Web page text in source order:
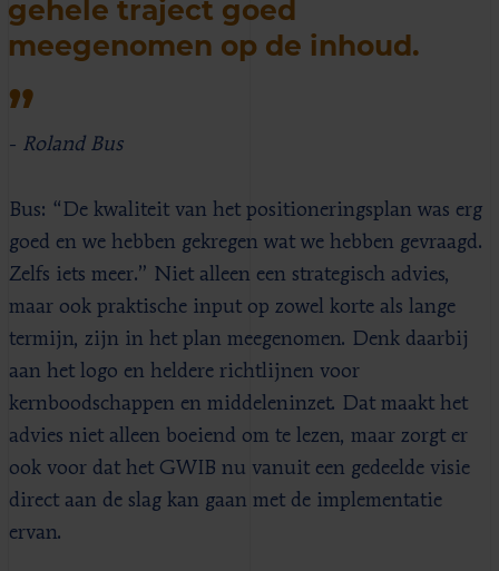
gehele traject goed
meegenomen op de inhoud.
- Roland Bus
Bus: “De kwaliteit van het positioneringsplan was erg
goed en we hebben gekregen wat we hebben gevraagd.
Zelfs iets meer.” Niet alleen een strategisch advies,
maar ook praktische input op zowel korte als lange
termijn, zijn in het plan meegenomen. Denk daarbij
aan het logo en heldere richtlijnen voor
kernboodschappen en middeleninzet. Dat maakt het
advies niet alleen boeiend om te lezen, maar zorgt er
ook voor dat het GWIB nu vanuit een gedeelde visie
direct aan de slag kan gaan met de implementatie
ervan.